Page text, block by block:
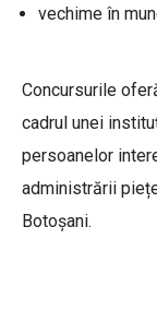
vechime în
Concursurile
cadrul unei
persoanelor
administrării
Botoșani.